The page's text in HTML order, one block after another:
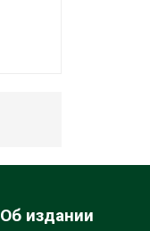
Об издании